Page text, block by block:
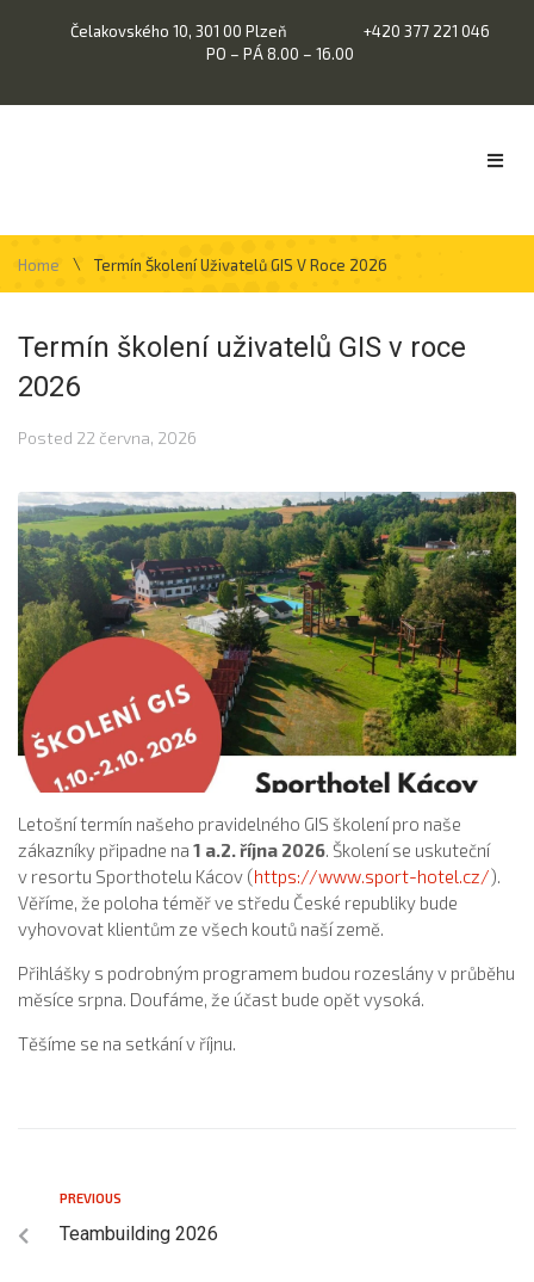
Čelakovského 10, 301 00 Plzeň
+420 377 221 046
PO – PÁ 8.00 – 16.00
Home \ Termín Školení Uživatelů GIS V Roce 2026
Termín školení uživatelů GIS v roce
2026
Posted 22 června, 2026
Letošní termín našeho pravidelného GIS školení pro naše
zákazníky připadne na 1 a.2. října 2026 . Školení se uskuteční
v resortu Sporthotelu Kácov (https://www.sport-hotel.cz/).
Věříme, že poloha téměř ve středu České republiky bude
vyhovovat klientům ze všech koutů naší země.
Přihlášky s podrobným programem budou rozeslány v průběhu
měsíce srpna. Doufáme, že účast bude opět vysoká.
Těšíme se na setkání v říjnu.
PREVIOUS
Teambuilding 2026